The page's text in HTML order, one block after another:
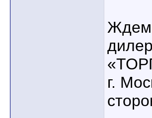
Ждем
г.